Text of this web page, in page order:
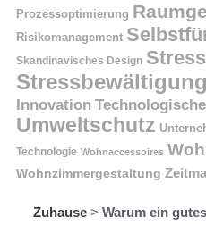
Prozessoptimierung
Risikomanagement
Skandinavisches Design
Stressbewältigung
Innovation
Umweltschutz
Technologie Wohnaccessoires
Wohnzimmergestaltung
Zuhause > Warum ein